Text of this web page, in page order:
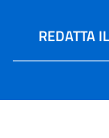
REDATTA IL